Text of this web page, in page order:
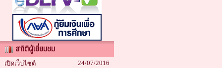
สถิติผู้เยี่ยมชม
เปิดเว็บไซต์
24/07/2016